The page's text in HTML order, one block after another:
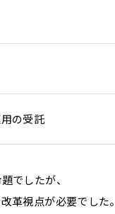
の受託
でしたが、
革視点が必要でした。